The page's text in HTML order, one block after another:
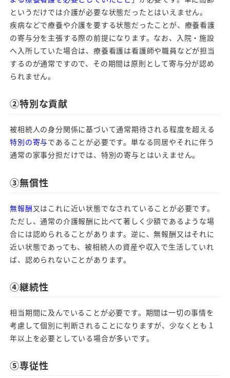
というだけでは介護が必要な状態だったとはいえません。
疾病などで療養や介護を要する状態だったことが、療養看護
の寄与分を主張する際の前提になります。なお、入院・施設
へ入所していた場合は、療養看護は看護師や職員などが担当
するのが通常ですので、その期間は原則として寄与分が認め
られません。
②特別な貢献
被相続人の身分関係に基づいて通常期待される程度を超える
特別の寄与であることが必要です。単なる同居やそれに伴う
通常の家事分担だけでは、特別の寄与とはいえません。
③無償性
無報酬又はこれに近い状態でなされていることが必要です。
ただし、通常の介護報酬に比べて著しく少額であるような場
合には認められることがあります。逆に、無報酬又はそれに
近い状態であっても、被相続人の資産や収入で生活していれ
ば、認められないことがあります。
④継続性
相当期間に及んでいることが必要です。期間は一切の事情を
考慮して個別に判断されることになりますが、少なくとも１
年以上を必要としている場合が多いです。
⑤専従性